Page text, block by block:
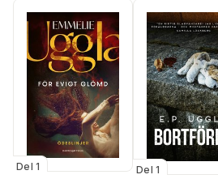
Del 1 Del 1